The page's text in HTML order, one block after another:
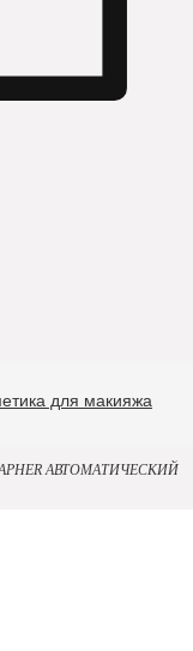
для макияжа
АВТОМАТИЧЕСКИЙ